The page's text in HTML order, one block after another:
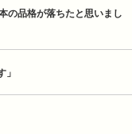
の品格が落ちたと思いまし
」